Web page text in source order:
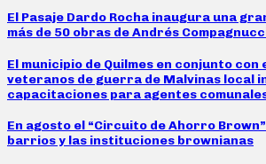
El Pasaje Dardo Rocha inaugura una
más de 50 obras de Andrés
El municipio de Quilmes en conjunto
veteranos de guerra de Malvinas local
capacitaciones para agentes
En agosto el “Circuito de Ahorro
barrios y las instituciones brownianas